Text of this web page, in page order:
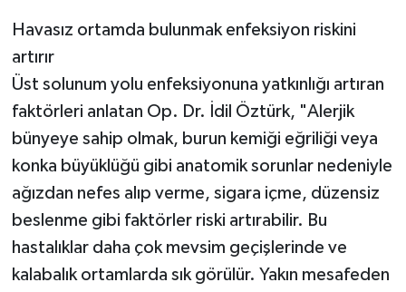
Havasız ortamda bulunmak enfeksiyon riskini
artırır
Üst solunum yolu enfeksiyonuna yatkınlığı artıran
faktörleri anlatan Op. Dr. İdil Öztürk, "Alerjik
bünyeye sahip olmak, burun kemiği eğriliği veya
konka büyüklüğü gibi anatomik sorunlar nedeniyle
ağızdan nefes alıp verme, sigara içme, düzensiz
beslenme gibi faktörler riski artırabilir. Bu
hastalıklar daha çok mevsim geçişlerinde ve
kalabalık ortamlarda sık görülür. Yakın mesafeden